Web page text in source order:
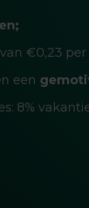
van €0,23
een
8%